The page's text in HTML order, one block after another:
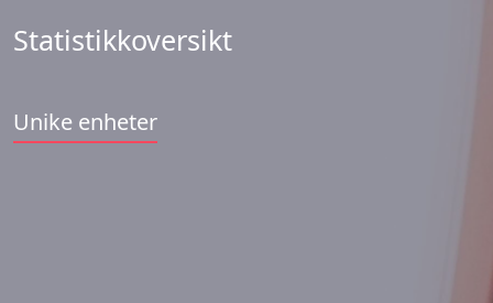
Statistikkoversikt
Unike enheter